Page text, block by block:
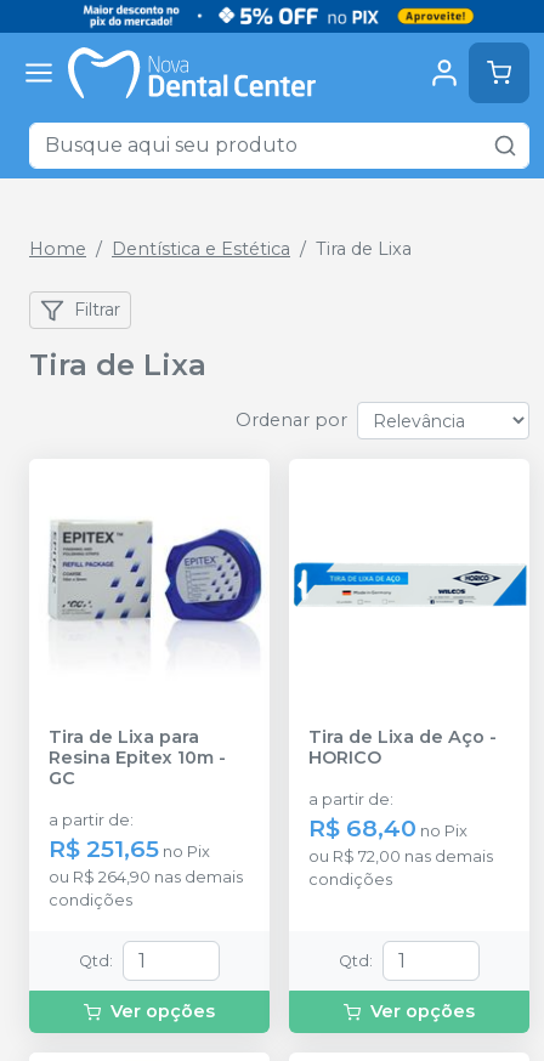
Home Dentística e Estética Tira de Lixa
Filtrar
Tira de Lixa
Ordenar por
Tira de Lixa para
Resina Epitex 10m -
GC
a partir de:
R$ 251,65 no Pix
ou R$ 264,90 nas demais
condições
Qtd :
Ver opções
Tira de Lixa de Aço -
HORICO
a partir de:
R$ 68,40 no Pix
ou R$ 72,00 nas demais
condições
Qtd :
Ver opções